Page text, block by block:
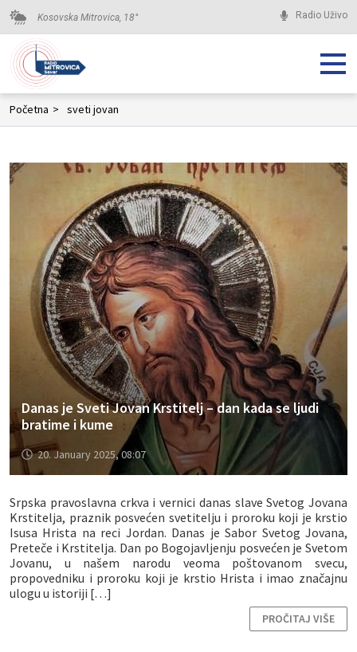
Kosovska Mitrovica, 18° Radio Uživo
Početna > sveti jovan
Danas je Sveti Jovan Krstitelj – dan kada se ljudi
bratime i kume
20. January 2025, 08:07
Srpska pravoslavna crkva i vernici danas slave Svetog Jovana
Krstitelja, praznik posvećen svetitelju i proroku koji je krstio
Isusa Hrista na reci Jordan. Danas je Sabor Svetog Jovana,
Preteče i Krstitelja. Dan po Bogojavljenju posvećen je Svetom
Jovanu, u našem narodu veoma poštovanom svecu,
propovedniku i proroku koji je krstio Hrista i imao značajnu
ulogu u istoriji […]
PROČITAJ VIŠE